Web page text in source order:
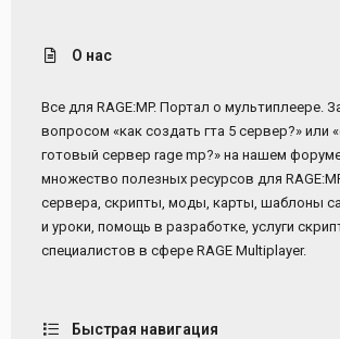
О нас
Все для RAGE:MP. Портал о мультиплеере.
вопросом «как создать гта 5 сервер?» или
готовый сервер rage mp?» на нашем
множество полезных ресурсов для
сервера, скрипты, моды, карты, шаблоны
и уроки, помощь в разработке, услуги
специалистов в сфере RAGE Multiplayer.
Быстрая навигация